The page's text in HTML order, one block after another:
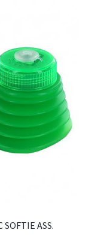
SOFTIE ASS.